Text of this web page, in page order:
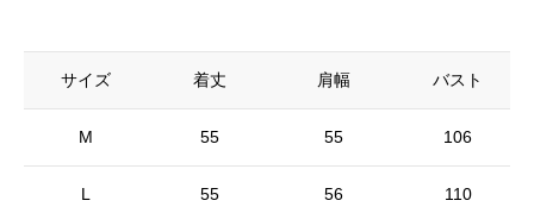
サイズ
M
L
着丈 肩幅 バスト
55 55 106
55 56 110